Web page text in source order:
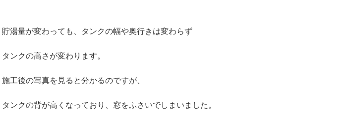
貯湯量が変わっても、タンクの幅や奥行きは変わらず
タンクの高さが変わります。
施工後の写真を見ると分かるのですが、
タンクの背が高くなっており、窓をふさいでしまいました。